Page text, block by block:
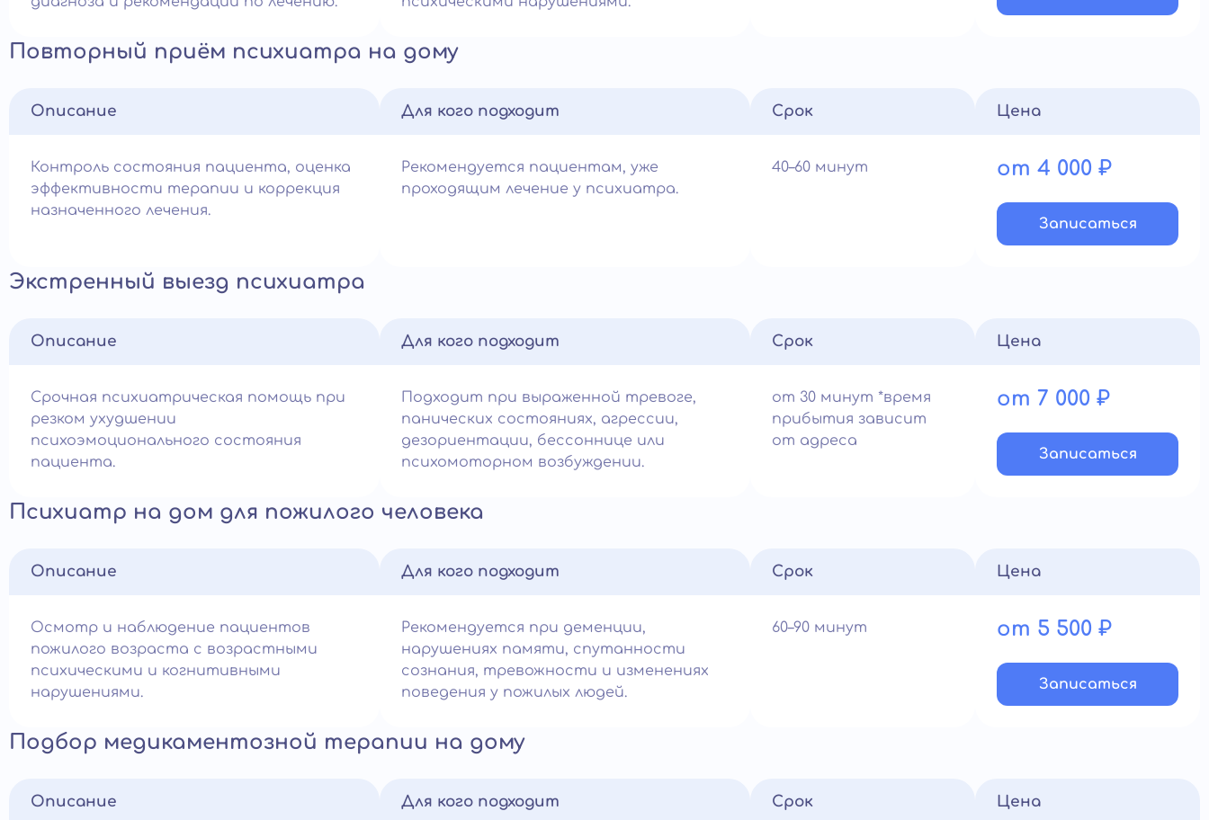
Повторный приём психиатра на дому
Описание
Контроль состояния пациента, оценка
эффективности терапии и коррекция
назначенного лечения.
Для кого подходит
Рекомендуется пациентам, уже
проходящим лечение у психиатра.
Срок
40–60 минут
Цена
от 4 000 ₽
Записатьcя
Экстренный выезд психиатра
Описание
Срочная психиатрическая помощь при
резком ухудшении
психоэмоционального состояния
пациента.
Для кого подходит
Подходит при выраженной тревоге,
панических состояниях, агрессии,
дезориентации, бессоннице или
психомоторном возбуждении.
Срок
от 30 минут *время
прибытия зависит
от адреса
Цена
от 7 000 ₽
Записатьcя
Психиатр на дом для пожилого человека
Описание
Осмотр и наблюдение пациентов
пожилого возраста с возрастными
психическими и когнитивными
нарушениями.
Для кого подходит
Рекомендуется при деменции,
нарушениях памяти, спутанности
сознания, тревожности и изменениях
поведения у пожилых людей.
Срок
60–90 минут
Цена
от 5 500 ₽
Записатьcя
Подбор медикаментозной терапии на дому
Описание Для кого подходит Срок Цена